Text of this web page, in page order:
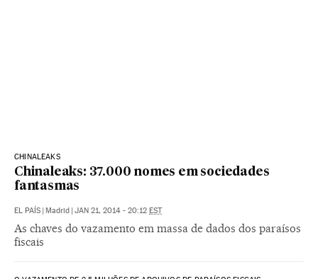
CHINALEAKS
Chinaleaks: 37.000 nomes em sociedades
fantasmas
EL PAÍS | Madrid | JAN 21, 2014 - 20:12 EST
As chaves do vazamento em massa de dados dos paraísos
fiscais